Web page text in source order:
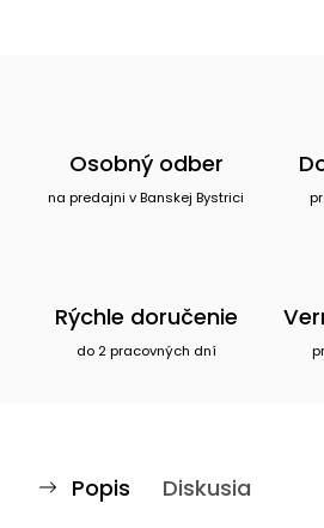
Osobný odber
na predajni v Banskej Bystrici
Rýchle doručenie
do 2 pracovných dní
Popis Diskusia